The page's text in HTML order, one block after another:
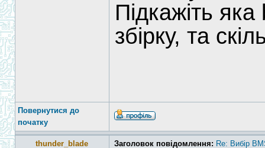
Підкажіть
збірку, та
Повернутися до
початку
thunder_blade Заголовок повідомлення: Re: Вибір